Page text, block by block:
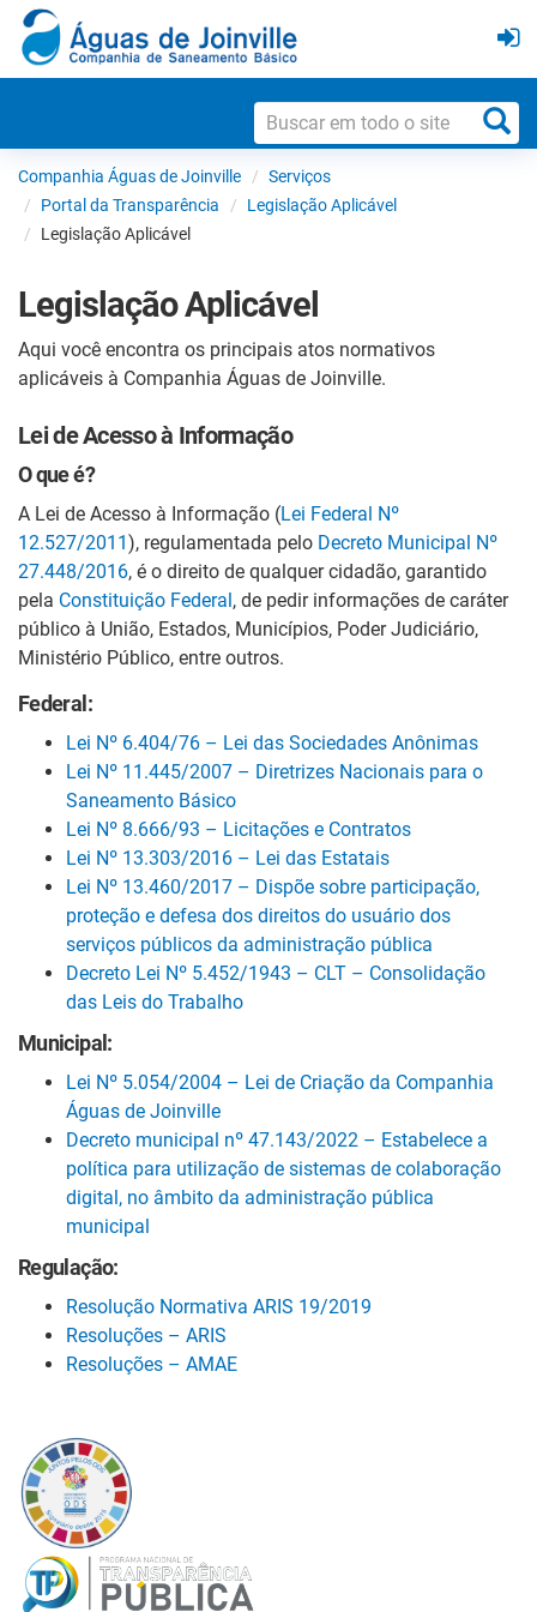
Companhia Águas de Joinville
Serviços
Portal da Transparência
Legislação Aplicável
Legislação Aplicável
Legislação Aplicável
Aqui você encontra os principais atos normativos
aplicáveis à Companhia Águas de Joinville.
Lei de Acesso à Informação
O que é?
A Lei de Acesso à Informação (Lei Federal Nº
12.527/2011), regulamentada pelo Decreto Municipal Nº
27.448/2016, é o direito de qualquer cidadão, garantido
pela Constituição Federal, de pedir informações de caráter
público à União, Estados, Municípios, Poder Judiciário,
Ministério Público, entre outros.
Federal:
Lei Nº 6.404/76 – Lei das Sociedades Anônimas
Lei Nº 11.445/2007 – Diretrizes Nacionais para o
Saneamento Básico
Lei Nº 8.666/93 – Licitações e Contratos
Lei Nº 13.303/2016 – Lei das Estatais
Lei Nº 13.460/2017 – Dispõe sobre participação,
proteção e defesa dos direitos do usuário dos
serviços públicos da administração pública
Decreto Lei Nº 5.452/1943 – CLT – Consolidação
das Leis do Trabalho
Municipal:
Lei Nº 5.054/2004 – Lei de Criação da Companhia
Águas de Joinville
Decreto municipal nº 47.143/2022 – Estabelece a
política para utilização de sistemas de colaboração
digital, no âmbito da administração pública
municipal
Regulação:
Resolução Normativa ARIS 19/2019
Resoluções – ARIS
Resoluções – AMAE